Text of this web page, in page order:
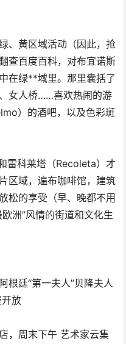
、黄区域活动（因此，抢
查百度百科，对布宜诺斯
在绿**域里。那里囊括了
女人桥……喜欢热闹的游
）的酒吧，以及色彩斑
雷科莱塔（Recoleta）才
区域，遍布咖啡馆，建筑
松的享受（早、晚都不用
洲”风情的街道和文化生
根廷“第一夫人”贝隆夫人
放
，周末下午 艺术家云集